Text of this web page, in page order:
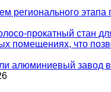
регионального
прокатный стан
помещениях, что
алюминиевый